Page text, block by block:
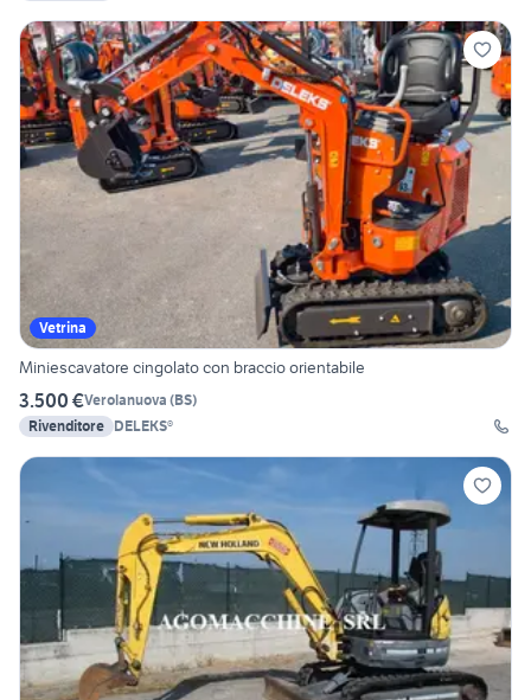
Vetrina
Miniescavatore cingolato con braccio orientabile
3.500 €Verolanuova (BS)
Rivenditore DELEKS®